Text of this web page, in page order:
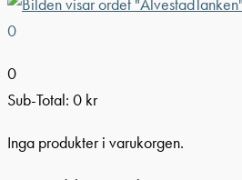
0
0
Sub-Total: 0 kr
Inga produkter i varukorgen.